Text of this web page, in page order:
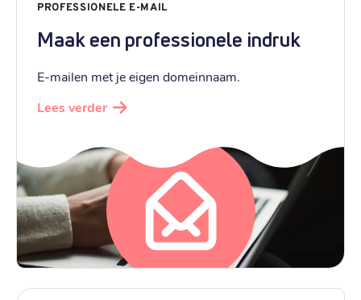
PROFESSIONELE E-MAIL
Maak een professionele indruk
E-mailen met je eigen domeinnaam.
Lees verder